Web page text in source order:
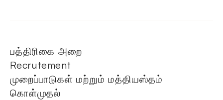
பத்திரிகை அறை
Recrutement
முறைப்பாடுகள் மற்றும் மத்தியஸ்தம்
கொள்முதல்